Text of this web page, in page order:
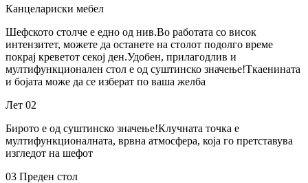
Канцелариски мебел
Шефското столче е едно од нив.Во работата со висок
интензитет, можете да останете на столот подолго време
покрај креветот секој ден.Удобен, прилагодлив и
мултифункционален стол е од суштинско значење!Ткаенината
и бојата може да се изберат по ваша желба
Лет 02
Бирото е од суштинско значење!Клучната точка е
мултифункционалната, врвна атмосфера, која го претставува
изгледот на шефот
03 Преден стол